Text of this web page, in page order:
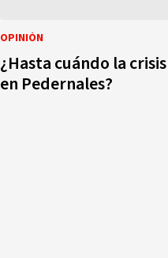
OPINIÓN
¿Hasta cuándo la
en Pedernales?